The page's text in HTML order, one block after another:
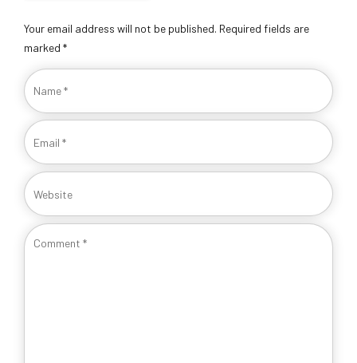
Your email address will not be published. Required fields are
marked *